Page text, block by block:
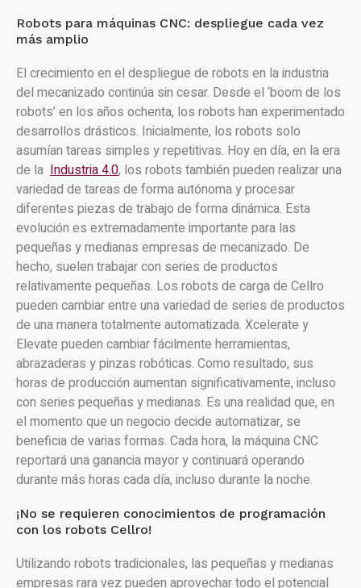
Robots para máquinas CNC: despliegue cada vez
más amplio
El crecimiento en el despliegue de robots en la industria
del mecanizado continúa sin cesar. Desde el ‘boom de los
robots’ en los años ochenta, los robots han experimentado
desarrollos drásticos. Inicialmente, los robots solo
asumían tareas simples y repetitivas. Hoy en día, en la era
de la Industria 4.0, los robots también pueden realizar una
variedad de tareas de forma autónoma y procesar
diferentes piezas de trabajo de forma dinámica. Esta
evolución es extremadamente importante para las
pequeñas y medianas empresas de mecanizado. De
hecho, suelen trabajar con series de productos
relativamente pequeñas. Los robots de carga de Cellro
pueden cambiar entre una variedad de series de productos
de una manera totalmente automatizada. Xcelerate y
Elevate pueden cambiar fácilmente herramientas,
abrazaderas y pinzas robóticas. Como resultado, sus
horas de producción aumentan significativamente, incluso
con series pequeñas y medianas. Es una realidad que, en
el momento que un negocio decide automatizar, se
beneficia de varias formas. Cada hora, la máquina CNC
reportará una ganancia mayor y continuará operando
durante más horas cada día, incluso durante la noche.
¡No se requieren conocimientos de programación
con los robots Cellro!
Utilizando robots tradicionales, las pequeñas y medianas
empresas rara vez pueden aprovechar todo el potencial